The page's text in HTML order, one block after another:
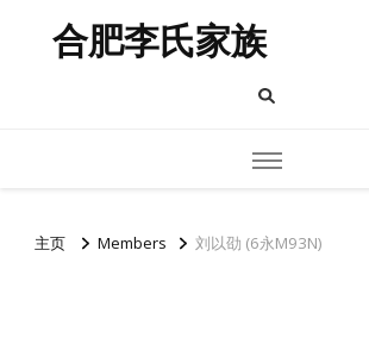
合肥李氏家族
主页 Members 刘以劭 (6永M93N)